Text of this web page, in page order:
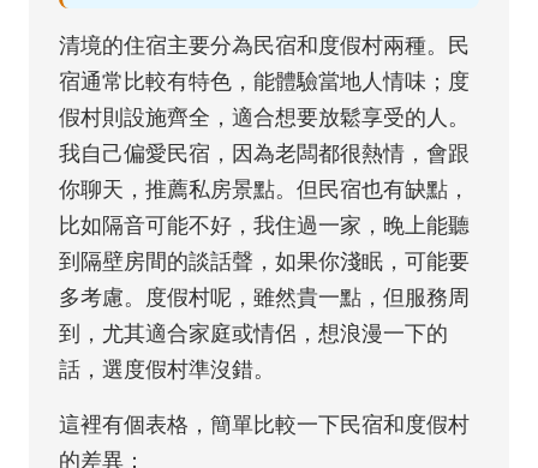
清境的住宿主要分為民宿和度假村兩種。民
宿通常比較有特色，能體驗當地人情味；度
假村則設施齊全，適合想要放鬆享受的人。
我自己偏愛民宿，因為老闆都很熱情，會跟
你聊天，推薦私房景點。但民宿也有缺點，
比如隔音可能不好，我住過一家，晚上能聽
到隔壁房間的談話聲，如果你淺眠，可能要
多考慮。度假村呢，雖然貴一點，但服務周
到，尤其適合家庭或情侶，想浪漫一下的
話，選度假村準沒錯。
這裡有個表格，簡單比較一下民宿和度假村
的差異：